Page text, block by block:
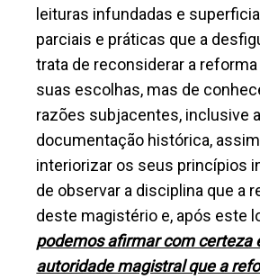
leituras infundadas e
parciais e práticas que a
trata de reconsiderar a
suas escolhas, mas de
razões subjacentes, inclusive
documentação histórica,
interiorizar os seus princípios
de observar a disciplina que a
deste magistério e, após este
podemos afirmar com certeza
autoridade magistral que a